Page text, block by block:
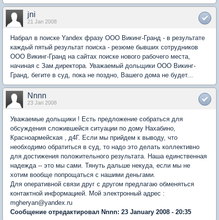
jni
21 Jan 2008
Набрал в поиске Yandex фразу ООО Викинг-Гранд - в результате
каждый пятый результат поиска - резюме бывших сотрудников
ООО Викинг-Гранд на сайтах поиске нового рабочего места,
начиная с Зам.директора. Уважаемый дольщики ООО Викинг-
Гранд, бегите в суд, пока не поздно, Вашего дома не будет...
Nnnn
23 Jan 2008
Уважаемые дольщики ! Есть предложение собраться для
обсуждения сложившейся ситуации по дому Нахабино,
Красноармейская , д4Г. Если мы прийдем к выводу, что
необходимо обратиться в суд, то надо это делать коллективно
для достижения положительного результата. Наша единственная
надежда -- это мы сами. Тянуть дальше некуда, если мы не
хотим вообще попрощаться с нашими деньгами.
Для оперативной связи друг с другом предлагаю обменяться
контактной информацией. Мой электронный адрес :
mgheryan@yandex.ru
Сообщение отредактировал Nnnn: 23 January 2008 - 20:35